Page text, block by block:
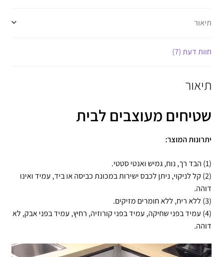
תיאור
חוות דעת (7)
תיאור
שטיחים מעוצבים לבית
יתרונות המוצר:
(1) הבד רך, נוח, גמיש ואנטי סטטי.
(2) קל לניקוי, ניתן לכבס ישירות במכונת כביסה או ביד, עמיד ואינו
דוהה.
(3) ללא ריח, ללא חומרים מזיקים.
(4) עמיד בפני שחיקה, עמיד בפני קורוזיה, רחיץ, עמיד בפני אבק, לא
דוהה.